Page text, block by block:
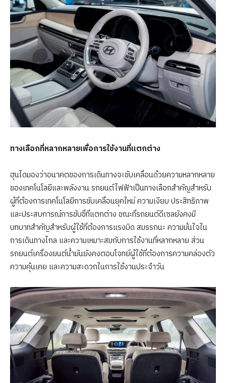
ทางเลือกที่หลากหลายเพื่อการใช้งานที่แตกต่าง
ฮุนไดมองว่าอนาคตของการเดินทางจะขับเคลื่อนด้วยความหลากหลาย
ของเทคโนโลยีและพลังงาน รถยนต์ไฟฟ้าเป็นทางเลือกสำคัญสำหรับ
ผู้ที่ต้องการเทคโนโลยีการขับเคลื่อนยุคใหม่ ความเงียบ ประสิทธิภาพ
และประสบการณ์การขับขี่ที่แตกต่าง ขณะที่รถยนต์ดีเซลยังคงมี
บทบาทสำคัญสำหรับผู้ใช้ที่ต้องการแรงบิด สมรรถนะ ความมั่นใจใน
การเดินทางไกล และความเหมาะสมกับการใช้งานที่หลากหลาย ส่วน
รถยนต์เครื่องยนต์น้ำมันยังคงตอบโจทย์ผู้ใช้ที่ต้องการความคล่องตัว
ความคุ้นเคย และความสะดวกในการใช้งานประจำวัน